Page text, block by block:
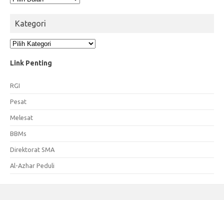
Kategori
Kategori
Link Penting
RGI
Pesat
Melesat
BBMs
Direktorat SMA
Al-Azhar Peduli